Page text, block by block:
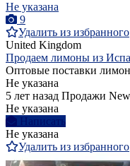
Не указана
9
Удалить из избранного
United Kingdom
Продаем лимоны из
Оптовые поставки
Не указана
5 лет назад Продажи New
Не указана
Написать
Не указана
Удалить из избранного